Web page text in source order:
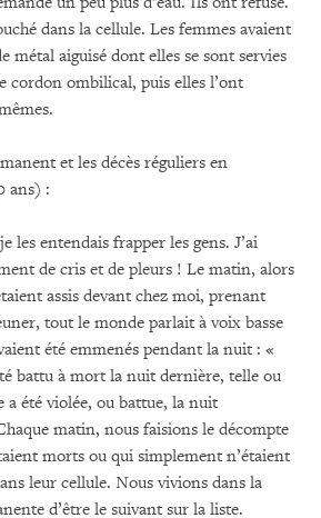
dans la cellule. Les femmes avaient
métal aiguisé dont elles se sont servies
cordon ombilical, puis elles l’ont
et les décès réguliers en
ans) :
les entendais frapper les gens. J’ai
de cris et de pleurs ! Le matin, alors
assis devant chez moi, prenant
tout le monde parlait à voix basse
été emmenés pendant la nuit : «
battu à mort la nuit dernière, telle ou
a été violée, ou battue, la nuit
matin, nous faisions le décompte
morts ou qui simplement n’étaient
leur cellule. Nous vivions dans la
d’être le suivant sur la liste.